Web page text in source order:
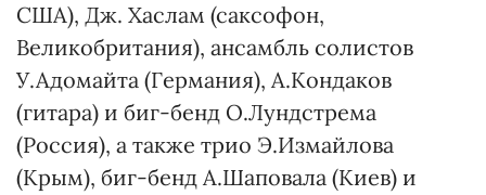
США), Дж. Хаслам (саксофон,
Великобритания), ансамбль солистов
У.Адомайта (Германия), А.Кондаков
(гитара) и биг-бенд О.Лундстрема
(Россия), а также трио Э.Измайлова
(Крым), биг-бенд А.Шаповала (Киев) и